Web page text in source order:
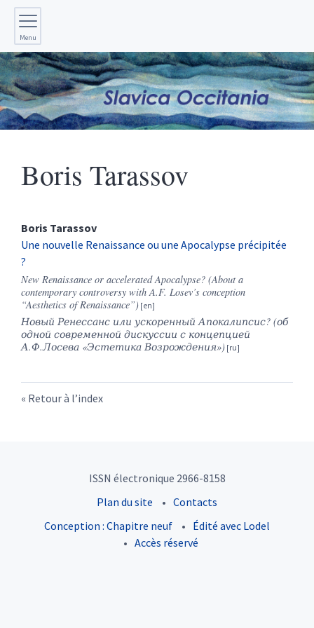
Menu
Boris Tarassov
Boris Tarassov
Une nouvelle Renaissance ou une Apocalypse précipitée
?
New Renaissance or accelerated Apocalypse? (About a
contemporary controversy with A.F. Losev’s conception
“Aesthetics of Renaissance”)
Новый Ренессанс или ускоренный Апокалипсис? (об
одной современной дискуссии с концепцией
А.Ф.Лосева «Эстетика Возрождения»)
Retour à l’index
ISSN électronique 2966-8158
Plan du site
Contacts
Conception : Chapitre neuf
Édité avec Lodel
Accès réservé